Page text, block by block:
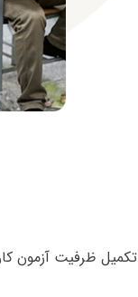
تکمیل ظرفیت آزمون کارشناسی ارشد ۹۷ وزارت بهداشت در